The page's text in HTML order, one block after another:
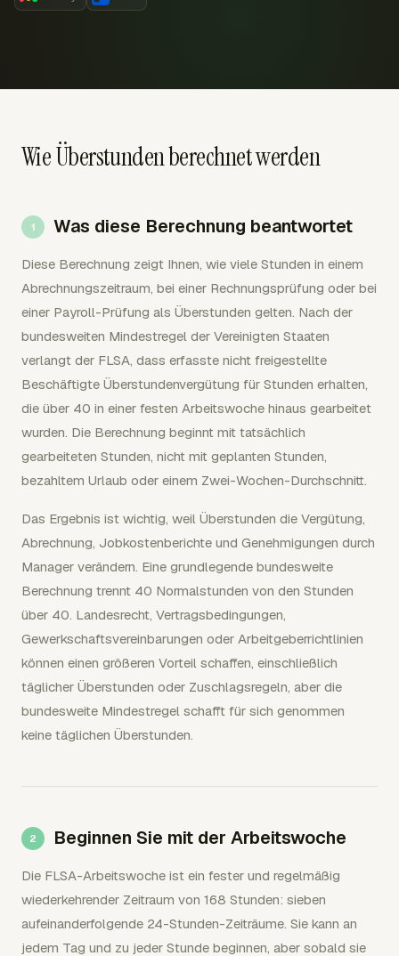
Wie Überstunden berechnet werden
Was diese Berechnung beantwortet
Diese Berechnung zeigt Ihnen, wie viele Stunden in einem
Abrechnungszeitraum, bei einer Rechnungsprüfung oder bei
einer Payroll-Prüfung als Überstunden gelten. Nach der
bundesweiten Mindestregel der Vereinigten Staaten
verlangt der FLSA, dass erfasste nicht freigestellte
Beschäftigte Überstundenvergütung für Stunden erhalten,
die über 40 in einer festen Arbeitswoche hinaus gearbeitet
wurden. Die Berechnung beginnt mit tatsächlich
gearbeiteten Stunden, nicht mit geplanten Stunden,
bezahltem Urlaub oder einem Zwei-Wochen-Durchschnitt.
Das Ergebnis ist wichtig, weil Überstunden die Vergütung,
Abrechnung, Jobkostenberichte und Genehmigungen durch
Manager verändern. Eine grundlegende bundesweite
Berechnung trennt 40 Normalstunden von den Stunden
über 40. Landesrecht, Vertragsbedingungen,
Gewerkschaftsvereinbarungen oder Arbeitgeberrichtlinien
können einen größeren Vorteil schaffen, einschließlich
täglicher Überstunden oder Zuschlagsregeln, aber die
bundesweite Mindestregel schafft für sich genommen
keine täglichen Überstunden.
Beginnen Sie mit der Arbeitswoche
Die FLSA-Arbeitswoche ist ein fester und regelmäßig
wiederkehrender Zeitraum von 168 Stunden: sieben
aufeinanderfolgende 24-Stunden-Zeiträume. Sie kann an
jedem Tag und zu jeder Stunde beginnen, aber sobald sie